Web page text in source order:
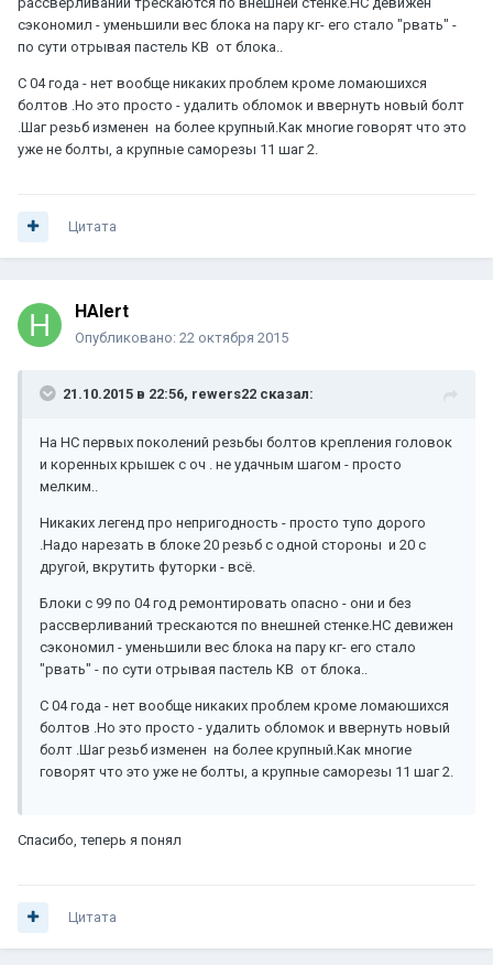
сэкономил - уменьшили вес блока на пару кг- его стало "рвать" -
по сути отрывая пастель КВ от блока..
С 04 года - нет вообще никаких проблем кроме ломаюшихся
болтов .Но это просто - удалить обломок и ввернуть новый болт
.Шаг резьб изменен на более крупный.Как многие говорят что это
уже не болты, а крупные саморезы 11 шаг 2.
Цитата
HAlert
Опубликовано: 22 октября 2015
21.10.2015 в 22:56, rewers22 сказал:
На НС первых поколений резьбы болтов крепления головок
и коренных крышек с оч . не удачным шагом - просто
мелким..
Никаких легенд про непригодность - просто тупо дорого
.Надо нарезать в блоке 20 резьб с одной стороны и 20 с
другой, вкрутить футорки - всё.
Блоки с 99 по 04 год ремонтировать опасно - они и без
рассверливаний трескаются по внешней стенке.НС девижен
сэкономил - уменьшили вес блока на пару кг- его стало
"рвать" - по сути отрывая пастель КВ от блока..
С 04 года - нет вообще никаких проблем кроме ломаюшихся
болтов .Но это просто - удалить обломок и ввернуть новый
болт .Шаг резьб изменен на более крупный.Как многие
говорят что это уже не болты, а крупные саморезы 11 шаг 2.
Спасибо, теперь я понял
Цитата